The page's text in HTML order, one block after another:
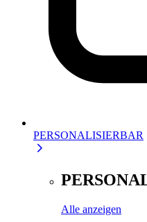
PERSONALISIERBAR
Alle anzeigen